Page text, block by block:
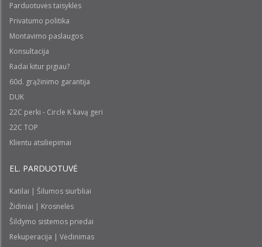
Parduotuvės taisyklės
Privatumo politika
Montavimo paslaugos
Konsultacija
Radai kitur pigiau?
60d. grąžinimo garantija
DUK
22C perki - Circle K kavą geri
22C TOP
Klientu atsiliepimai
EL. PARDUOTUVĖ
Katilai | Šilumos siurbliai
Židiniai | Krosnelės
Šildymo sistemos priedai
Rekuperacija | Vėdinimas